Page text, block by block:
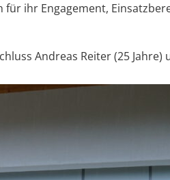
ihr Engagement,
Andreas Reiter (25 Jahre)